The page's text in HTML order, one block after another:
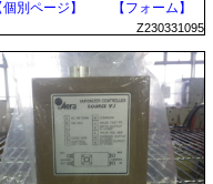
個別ページ】
【フォーム】
Z230331095